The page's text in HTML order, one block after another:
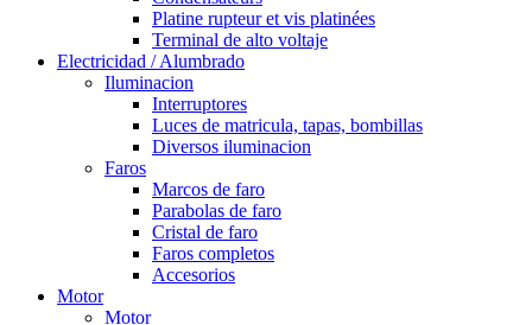
Platine rupteur et vis platinées
Terminal de alto voltaje
Electricidad / Alumbrado
Iluminacion
Interruptores
Luces de matricula, tapas, bombillas
Diversos iluminacion
Faros
Marcos de faro
Parabolas de faro
Cristal de faro
Faros completos
Accesorios
Motor
Motor